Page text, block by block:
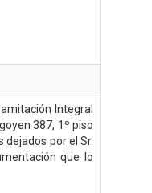
Integral
387, 1º piso
dejados por el Sr.
que lo